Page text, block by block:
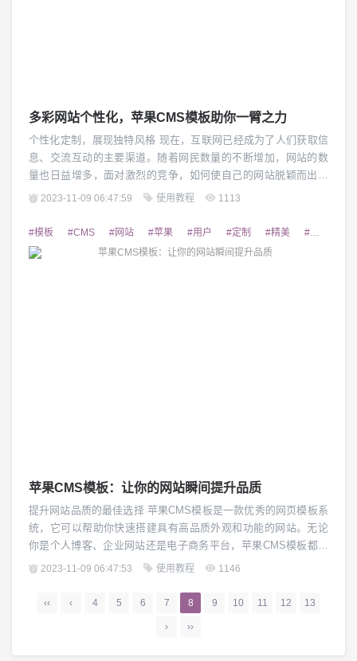
多彩网站个性化，苹果CMS模板助你一臂之力
个性化定制，展现独特风格 现在，互联网已经成为了人们获取信
息、交流互动的主要渠道。随着网民数量的不断增加，网站的数
量也日益增多，面对激烈的竞争，如何使自己的网站脱颖而出，
吸引更多的用户成为了每个网站开发者面临的重要问题。 苹果CM
个性化定制功能，可以轻松打造出个性化多彩的网站，帮助用户
在激烈的竞争中脱颖而出。 丰富模板选择，满...
2023-11-09 06:47:59 使用教程 1113
#模板 #CMS #网站 #苹果 #用户 #定制 #精美 #技术支持
苹果CMS模板：让你的网站瞬间提升品质
提升网站品质的最佳选择 苹果CMS模板是一款优秀的网页模板系
统，它可以帮助你快速搭建具有高品质外观和功能的网站。无论
你是个人博客、企业网站还是电子商务平台，苹果CMS模板都能
满足你的需求，让你的网站焕然一新。 一、外观设计精美 苹果C
约到复古，从现代到传统，应有尽有。模板采用最新的设计理
念，注重用户体验，让用户在访问网站时...
2023-11-09 06:47:53 使用教程 1146
‹‹ ‹ 4 5 6 7 8 9 10 11 12 13
› ››